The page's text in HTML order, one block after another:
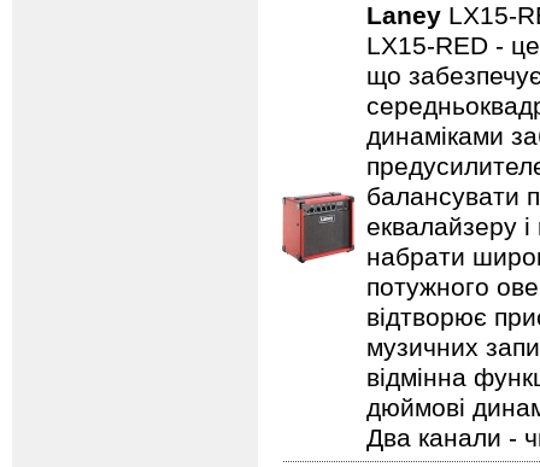
Laney LX15-
LX15-RED -
що
динаміками
балансувати
еквалайзеру
набрати
потужного
відтворює
музичних
відмінна
дюймові
Два канали -